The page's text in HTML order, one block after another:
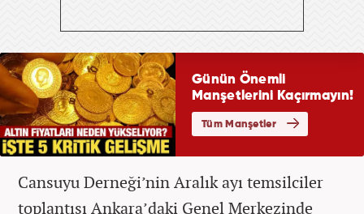
Cansuyu Derneği’nin Aralık ayı temsilciler
toplantısı Ankara’daki Genel Merkezinde